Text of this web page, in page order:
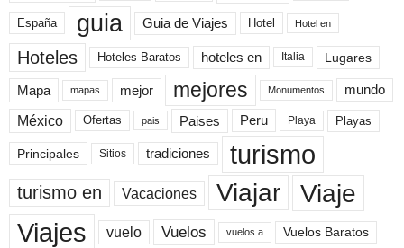
España guia Guia de Viajes Hotel Hotel en
Hoteles Hoteles Baratos hoteles en Italia Lugares
Mapa mapas mejor mejores Monumentos mundo
México Ofertas pais Paises Peru Playa Playas
Principales Sitios tradiciones turismo
turismo en Vacaciones Viajar Viaje
Viajes vuelo Vuelos vuelos a Vuelos Baratos